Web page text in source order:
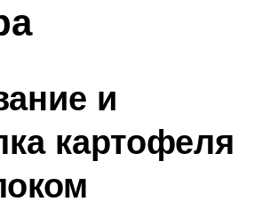
и
картофеля